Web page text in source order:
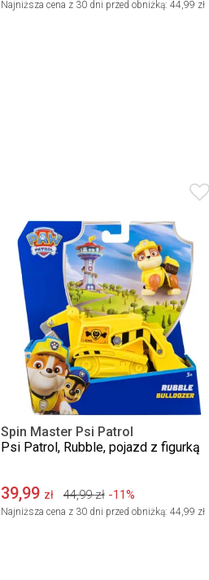
Najniższa cena z 30 dni przed obniżką: 44,99 zł
Spin Master Psi Patrol
Psi Patrol, Rubble, pojazd z figurką
39,99 zł 44,99 zł -11%
Najniższa cena z 30 dni przed obniżką: 44,99 zł